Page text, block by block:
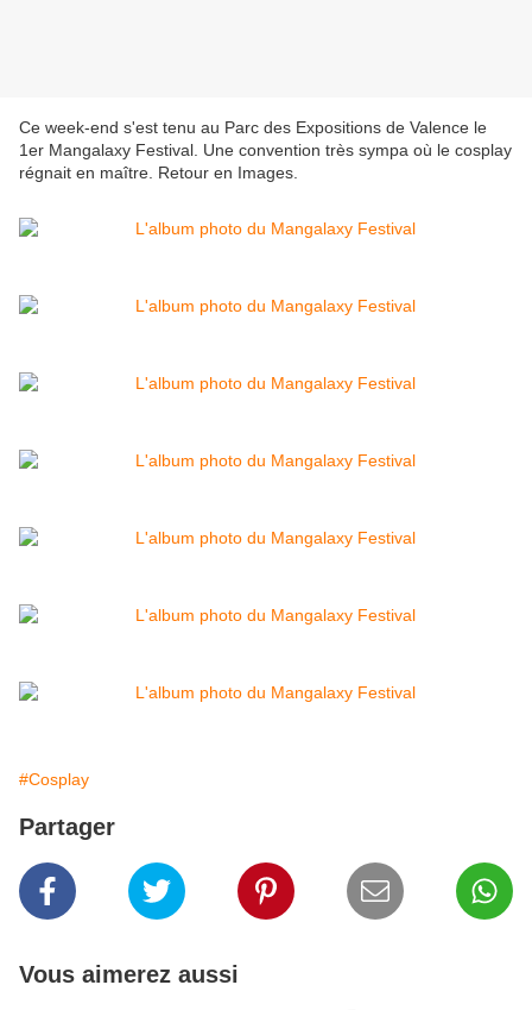
Ce week-end s'est tenu au Parc des Expositions de Valence le
1er Mangalaxy Festival. Une convention très sympa où le cosplay
régnait en maître. Retour en Images.
#Cosplay
Partager
Vous aimerez aussi